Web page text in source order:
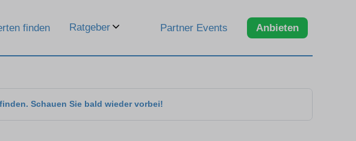
finden Ratgeber Partner Events Anbieten
Schauen Sie bald wieder vorbei!